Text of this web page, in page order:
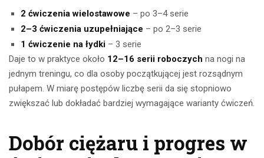
2 ćwiczenia wielostawowe – po 3–4 serie
2–3 ćwiczenia uzupełniające – po 2–3 serie
1 ćwiczenie na łydki – 3 serie
Daje to w praktyce około 12–16 serii roboczych na nogi na
jednym treningu, co dla osoby początkującej jest rozsądnym
pułapem. W miarę postępów liczbę serii da się stopniowo
zwiększać lub dokładać bardziej wymagające warianty ćwiczeń.
Dobór ciężaru i progres w